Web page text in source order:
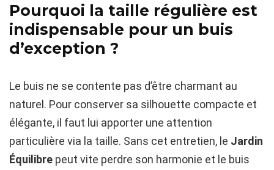
Pourquoi la taille régulière est
indispensable pour un buis
d’exception ?
Le buis ne se contente pas d’être charmant au
naturel. Pour conserver sa silhouette compacte et
élégante, il faut lui apporter une attention
particulière via la taille. Sans cet entretien, le Jardin
Équilibre peut vite perdre son harmonie et le buis